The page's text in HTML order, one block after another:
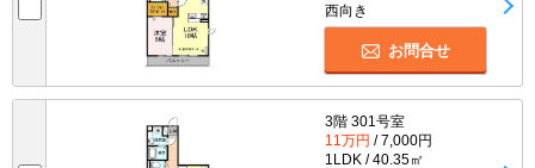
西向き
お問合せ
3階 301号室
11万円 / 7,000円
1LDK / 40.35㎡